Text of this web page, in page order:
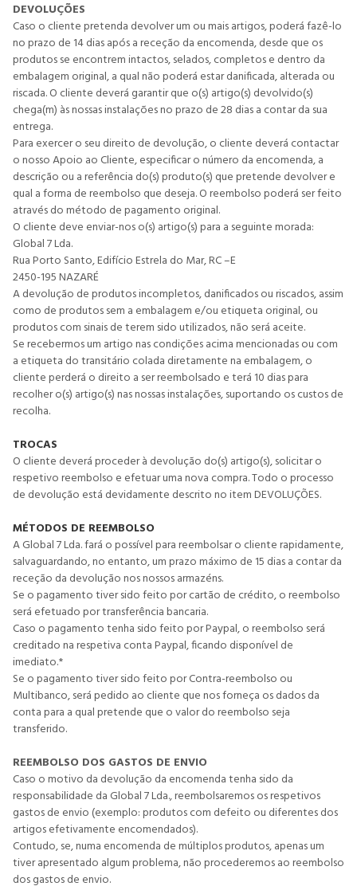
DEVOLUÇÕES
Caso o cliente pretenda devolver um ou mais artigos, poderá fazê-lo
no prazo de 14 dias após a receção da encomenda, desde que os
produtos se encontrem intactos, selados, completos e dentro da
embalagem original, a qual não poderá estar danificada, alterada ou
riscada. O cliente deverá garantir que o(s) artigo(s) devolvido(s)
chega(m) às nossas instalações no prazo de 28 dias a contar da sua
entrega.
Para exercer o seu direito de devolução, o cliente deverá contactar
o nosso Apoio ao Cliente, especificar o número da encomenda, a
descrição ou a referência do(s) produto(s) que pretende devolver e
qual a forma de reembolso que deseja. O reembolso poderá ser feito
através do método de pagamento original.
O cliente deve enviar-nos o(s) artigo(s) para a seguinte morada:
Global 7 Lda.
Rua Porto Santo, Edifício Estrela do Mar, RC –E
2450-195 NAZARÉ
A devolução de produtos incompletos, danificados ou riscados, assim
como de produtos sem a embalagem e/ou etiqueta original, ou
produtos com sinais de terem sido utilizados, não será aceite.
Se recebermos um artigo nas condições acima mencionadas ou com
a etiqueta do transitário colada diretamente na embalagem, o
cliente perderá o direito a ser reembolsado e terá 10 dias para
recolher o(s) artigo(s) nas nossas instalações, suportando os custos de
recolha.
TROCAS
O cliente deverá proceder à devolução do(s) artigo(s), solicitar o
respetivo reembolso e efetuar uma nova compra. Todo o processo
de devolução está devidamente descrito no item DEVOLUÇÕES.
MÉTODOS DE REEMBOLSO
A Global 7 Lda. fará o possível para reembolsar o cliente rapidamente,
salvaguardando, no entanto, um prazo máximo de 15 dias a contar da
receção da devolução nos nossos armazéns.
Se o pagamento tiver sido feito por cartão de crédito, o reembolso
será efetuado por transferência bancaria.
Caso o pagamento tenha sido feito por Paypal, o reembolso será
creditado na respetiva conta Paypal, ficando disponível de
imediato.*
Se o pagamento tiver sido feito por Contra-reembolso ou
Multibanco, será pedido ao cliente que nos forneça os dados da
conta para a qual pretende que o valor do reembolso seja
transferido.
REEMBOLSO DOS GASTOS DE ENVIO
Caso o motivo da devolução da encomenda tenha sido da
responsabilidade da Global 7 Lda., reembolsaremos os respetivos
gastos de envio (exemplo: produtos com defeito ou diferentes dos
artigos efetivamente encomendados).
Contudo, se, numa encomenda de múltiplos produtos, apenas um
tiver apresentado algum problema, não procederemos ao reembolso
dos gastos de envio.